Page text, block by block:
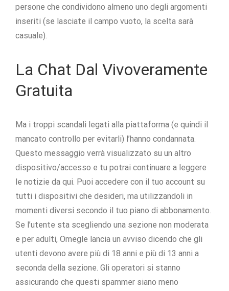
persone che condividono almeno uno degli argomenti
inseriti (se lasciate il campo vuoto, la scelta sarà
casuale).
La Chat Dal Vivoveramente
Gratuita
Ma i troppi scandali legati alla piattaforma (e quindi il
mancato controllo per evitarli) l’hanno condannata.
Questo messaggio verrà visualizzato su un altro
dispositivo/accesso e tu potrai continuare a leggere
le notizie da qui. Puoi accedere con il tuo account su
tutti i dispositivi che desideri, ma utilizzandoli in
momenti diversi secondo il tuo piano di abbonamento.
Se l’utente sta scegliendo una sezione non moderata
e per adulti, Omegle lancia un avviso dicendo che gli
utenti devono avere più di 18 anni e più di 13 anni a
seconda della sezione. Gli operatori si stanno
assicurando che questi spammer siano meno